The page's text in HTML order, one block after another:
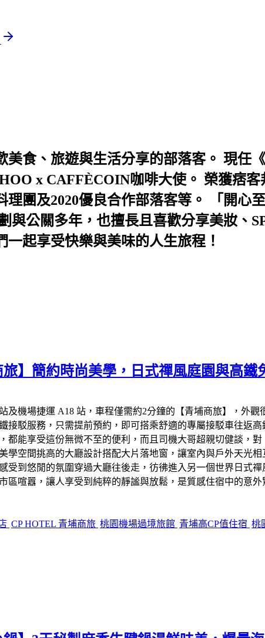
美食、旅遊與生活分享的部落客。 現任
x CAFFÈCOIN咖啡大使。 榮獲痞
理團及2020優良合作部落客等。 「開
與公關多年，也擅長且喜歡分享美妝、
起享受快樂與美味的人生旅程！
】簡約時尚美學，日式禪風庭園與高鐵
及機場捷運 A18 站，車程僅需約2分鐘的【青埔商旅】，外
接駁服務，只需提前預約，即可搭乘舒適的專屬接駁車往返
都能享受這份無微不至的便利，而且司機大哥超親切健談，
學空間挑高的大廳設計搭配大片落地窗，讓室內與戶外天光
受到悠閒的氛圍穿過大廳往後走，彷彿進入另一個世界日式
區喧囂，讓人享受到純粹的靜謐與放鬆，是質感住宿中的意外
CP HOTEL 青埔商旅 桃園機場過境旅館 青埔高CP值住宿 桃